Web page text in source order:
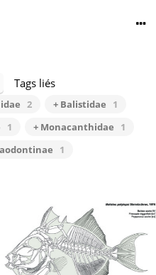
Tags liés
2 + Balistidae
1
1 + Monacanthidae
1
1